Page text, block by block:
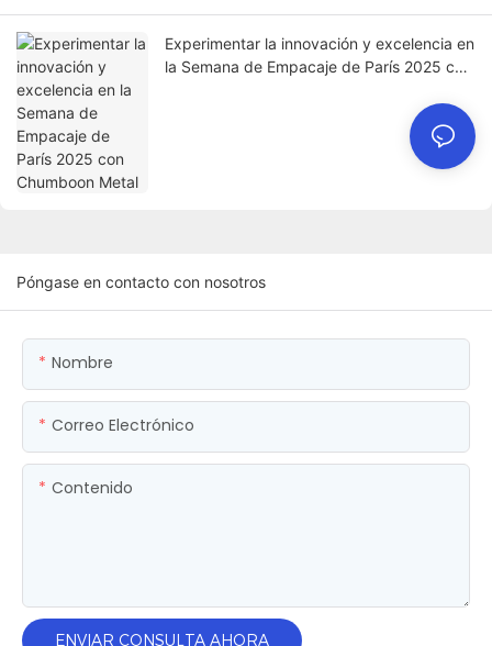
Experimentar la innovación y excelencia en
la Semana de Empacaje de París 2025 con
Póngase en contacto con nosotros
Nombre
Correo Electrónico
Contenido
ENVIAR CONSULTA AHORA